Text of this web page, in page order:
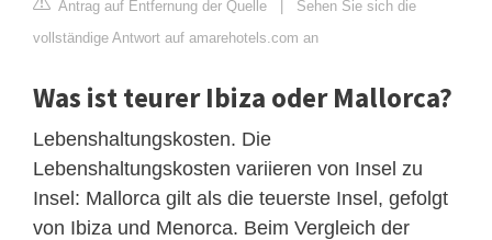
Antrag auf Entfernung der Quelle
Sehen Sie sich die
vollständige Antwort auf amarehotels.com an
Was ist teurer Ibiza oder Mallorca?
Lebenshaltungskosten. Die
Lebenshaltungskosten variieren von Insel zu
Insel: Mallorca gilt als die teuerste Insel, gefolgt
von Ibiza und Menorca. Beim Vergleich der